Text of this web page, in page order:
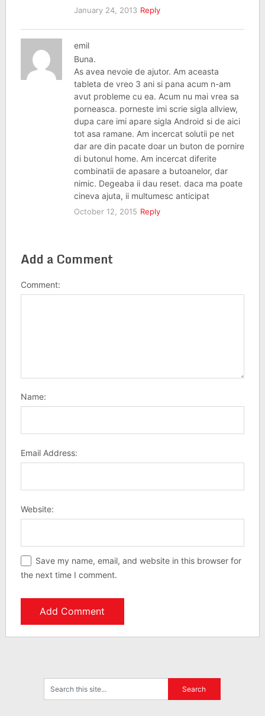
January 24, 2013 Reply
emil
Buna.
As avea nevoie de ajutor. Am aceasta
tableta de vreo 3 ani si pana acum n-am
avut probleme cu ea. Acum nu mai vrea sa
porneasca. porneste imi scrie sigla allview,
dupa care imi apare sigla Android si de aici
tot asa ramane. Am incercat solutii pe net
dar are din pacate doar un buton de pornire
di butonul home. Am incercat diferite
combinatii de apasare a butoanelor, dar
nimic. Degeaba ii dau reset. daca ma poate
cineva ajuta, ii multumesc anticipat
October 12, 2015 Reply
Add a Comment
Comment:
Name:
Email Address:
Website:
Save my name, email, and website in this browser for
the next time I comment.